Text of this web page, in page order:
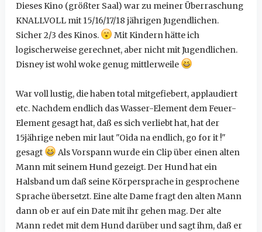
Dieses Kino (größter Saal) war zu meiner Überraschung
KNALLVOLL mit 15/16/17/18 jährigen Jugendlichen.
Sicher 2/3 des Kinos.
Mit Kindern hätte ich
logischerweise gerechnet, aber nicht mit Jugendlichen.
Disney ist wohl woke genug mittlerweile
War voll lustig, die haben total mitgefiebert, applaudiert
etc. Nachdem endlich das Wasser-Element dem Feuer-
Element gesagt hat, daß es sich verliebt hat, hat der
15jährige neben mir laut "Oida na endlich, go for it !"
gesagt
Als Vorspann wurde ein Clip über einen alten
Mann mit seinem Hund gezeigt. Der Hund hat ein
Halsband um daß seine Körpersprache in gesprochene
Sprache übersetzt. Eine alte Dame fragt den alten Mann
dann ob er auf ein Date mit ihr gehen mag. Der alte
Mann redet mit dem Hund darüber und sagt ihm, daß er